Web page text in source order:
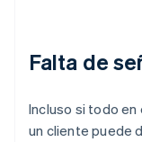
Falta de
Incluso si todo
un cliente puede